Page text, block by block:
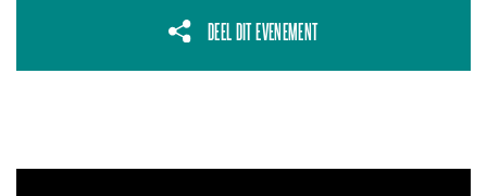
DEEL DIT EVENEMENT